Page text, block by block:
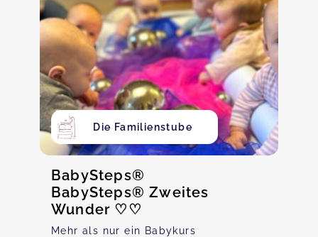
Die Familienstube
BabySteps®
BabySteps® Zweites
Wunder ♡♡
Mehr als nur ein Babykurs